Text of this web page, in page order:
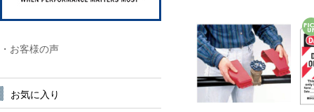
・お客様の声
お気に入り